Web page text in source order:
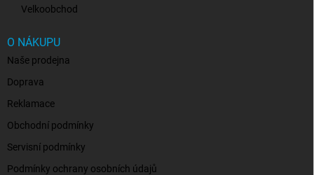
Velkoobchod
O NÁKUPU
Naše prodejna
Doprava
Reklamace
Obchodní podmínky
Servisní podmínky
Podmínky ochrany osobních údajů